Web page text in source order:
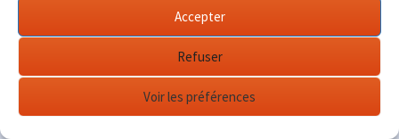
Accepter
Refuser
Voir les préférences
: passionné d'automobile ancienne depuis de
nombreuses années, j'ai commencé à partager ma passion sur
succès. Fin 2013, je décide de prendre mon autonomie et me lancer
avec mon propre site : l'Automobile Ancienne.
Me contacter : alex(at)lautomobileancienne.com